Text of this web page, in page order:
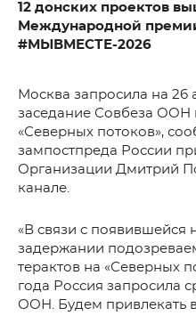
12 донских проектов
Международной
#МЫВМЕСТЕ-2026
Москва запросила на 26
заседание Совбеза ООН
«Северных потоков»,
зампостпреда России
Организации Дмитрий
канале.
«В связи с
задержании
терактов на «Северных
года Россия запросила
ООН. Будем привлекать